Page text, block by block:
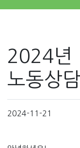
2024년
노동상담
2024-11-21